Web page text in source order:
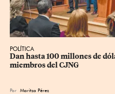
POLÍTICA
Dan hasta 100 millones de
miembros del CJNG
Por Maritza Pérez